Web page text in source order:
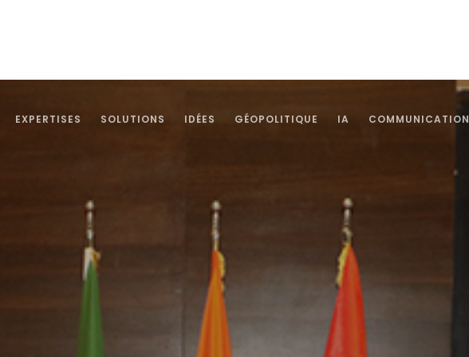
EXPERTISES SOLUTIONS IDÉES GÉOPOLITIQUE IA COMMUNICATION